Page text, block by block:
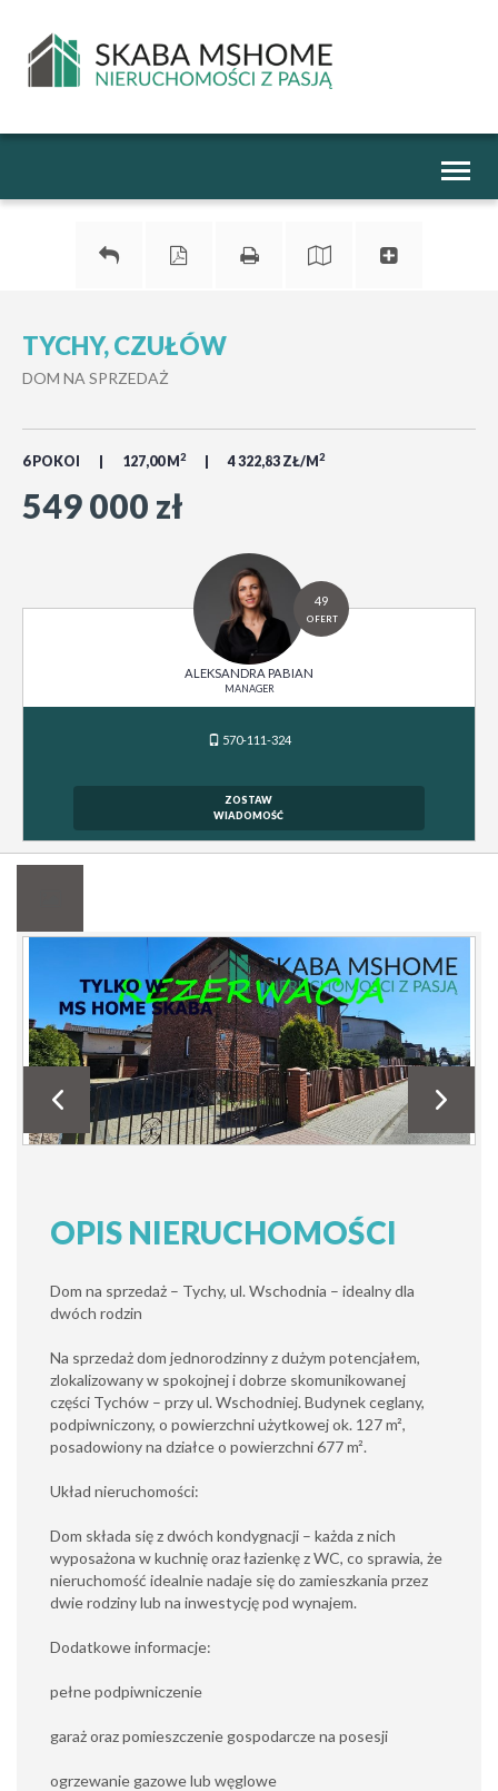
TYCHY, CZUŁÓW
DOM NA SPRZEDAŻ
6 POKOI 127,00 M 2 4 322,83 ZŁ/M 2
549 000 zł
49
OFERT
ALEKSANDRA PABIAN
MANAGER
570-111-324
ZOSTAW
WIADOMOŚĆ
OPIS NIERUCHOMOŚCI
Dom na sprzedaż – Tychy, ul. Wschodnia – idealny dla
dwóch rodzin
Na sprzedaż dom jednorodzinny z dużym potencjałem,
zlokalizowany w spokojnej i dobrze skomunikowanej
części Tychów – przy ul. Wschodniej. Budynek ceglany,
podpiwniczony, o powierzchni użytkowej ok. 127 m²,
posadowiony na działce o powierzchni 677 m².
Układ nieruchomości:
Dom składa się z dwóch kondygnacji – każda z nich
wyposażona w kuchnię oraz łazienkę z WC, co sprawia, że
nieruchomość idealnie nadaje się do zamieszkania przez
dwie rodziny lub na inwestycję pod wynajem.
Dodatkowe informacje:
pełne podpiwniczenie
garaż oraz pomieszczenie gospodarcze na posesji
ogrzewanie gazowe lub węglowe